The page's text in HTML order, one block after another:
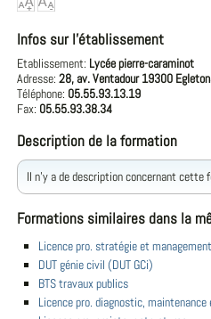
Infos sur l'établissement
Etablissement: Lycée pierre-caraminot
Adresse: 28, av. Ventadour 19300
Téléphone: 05.55.93.13.19
Fax: 05.55.93.38.34
Description de la formation
Il n'y a de description concernant cette
Formations similaires dans la
Licence pro. stratégie et
DUT génie civil (DUT GCi)
BTS travaux publics
Licence pro. diagnostic,